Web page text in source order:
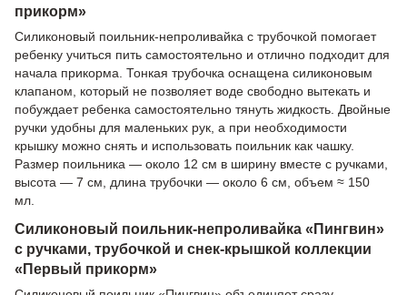
прикорм»
Силиконовый поильник-непроливайка с трубочкой помогает
ребенку учиться пить самостоятельно и отлично подходит для
начала прикорма. Тонкая трубочка оснащена силиконовым
клапаном, который не позволяет воде свободно вытекать и
побуждает ребенка самостоятельно тянуть жидкость. Двойные
ручки удобны для маленьких рук, а при необходимости
крышку можно снять и использовать поильник как чашку.
Размер поильника — около 12 см в ширину вместе с ручками,
высота — 7 см, длина трубочки — около 6 см, объем ≈ 150
мл.
Силиконовый поильник-непроливайка «Пингвин»
с ручками, трубочкой и снек-крышкой коллекции
«Первый прикорм»